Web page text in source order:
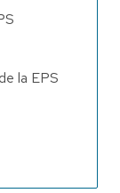
la EPS